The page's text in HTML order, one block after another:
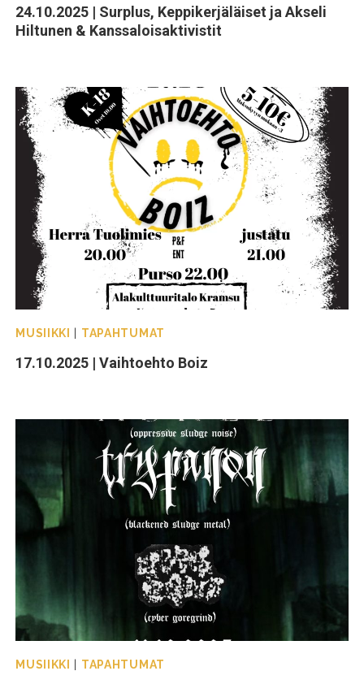
24.10.2025 | Surplus, Keppikerjäläiset ja Akseli
Hiltunen & Kanssaloisaktivistit
MUSIIKKI | TAPAHTUMAT
17.10.2025 | Vaihtoehto Boiz
MUSIIKKI TAPAHTUMAT